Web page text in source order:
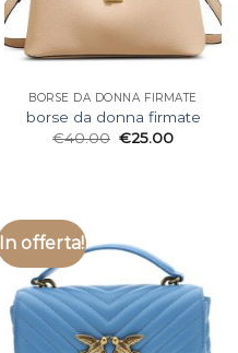
BORSE DA DONNA FIRMATE
borse da donna firmate
€40.00 €25.00
In offerta!